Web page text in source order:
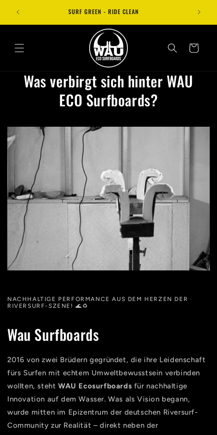
zum
SURF GREEN - RIDE CLEAN
Warenkorb
Was verbirgt sich hinter WAU
ECO Surfboards?
NACHHALTIGE PERFORMANCE AUS DEM HERZEN DER
RIVERSURF-SZENE! 🌊♻️
Wau Surfboards
2016 von zwei Brüdern gegründet, die ihre Leidenschaft
fürs Surfen mit echtem Umweltbewusstsein verbinden
wollten, steht WAU Ecosurfboards für nachhaltige
Innovation auf dem Wasser. Was als Vision begann,
wurde mitten im Epizentrum der deutschen Riversurf-
Community zur Realität – direkt neben der